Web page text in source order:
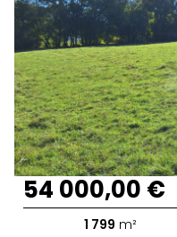
54 000,00 €
1 799 m²